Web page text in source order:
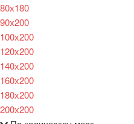
80х180
90х200
100х200
120x200
140х200
160х200
180х200
200х200